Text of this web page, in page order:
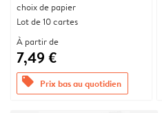
choix de papier
Lot de 10 cartes
À partir de
7,49 €
offers Prix bas au quotidien